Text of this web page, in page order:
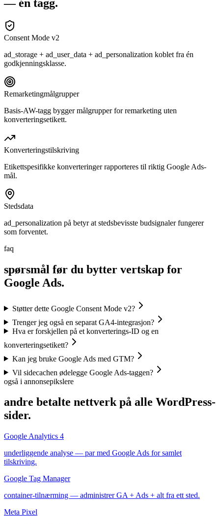
— én tagg.
Consent Mode v2
ad_storage + ad_user_data + ad_personalization koblet fra én
godkjenningsklasse.
Remarketingmålgrupper
Basis-AW-tagg bygger målgrupper for remarketing uten
konverteringsetikett.
Konverteringstilskriving
Etikettspesifikke konverteringer rapporteres til riktig Google Ads-
mål.
Stedsdata
ad_personalization på betyr at stedsbevisste budsignaler fungerer
som forventet.
faq
spørsmål før du bytter vertskap for
Google Ads.
Støtter dette Google Consent Mode v2?
Trenger jeg også en separat GA4-integrasjon?
Hva er forskjellen på et konverterings-ID og en
konverteringsetikett?
Kan jeg bruke Google Ads med GTM?
Vil sidecachen ødelegge Google Ads-taggen?
også i annonsepikslere
andre betalte nettverk på alle WordPress-
sider.
Google Analytics 4
underliggende analyse — par med Google Ads for samlet
tilskriving.
Google Tag Manager
container-tilnærming — administrer GA + Ads + alt fra ett sted.
Meta Pixel